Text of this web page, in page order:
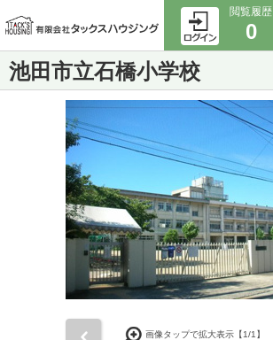
閲覧履歴
0
池田市立石橋小学校
画像タップで拡大表示【1/1】